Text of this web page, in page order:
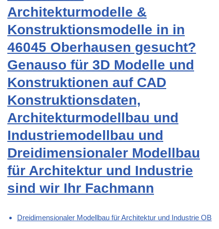
Architekturmodelle &
Konstruktionsmodelle in in
46045 Oberhausen gesucht?
Genauso für 3D Modelle und
Konstruktionen auf CAD
Konstruktionsdaten,
Architekturmodellbau und
Industriemodellbau und
Dreidimensionaler Modellbau
für Architektur und Industrie
sind wir Ihr Fachmann
Dreidimensionaler Modellbau für Architektur und Industrie OB